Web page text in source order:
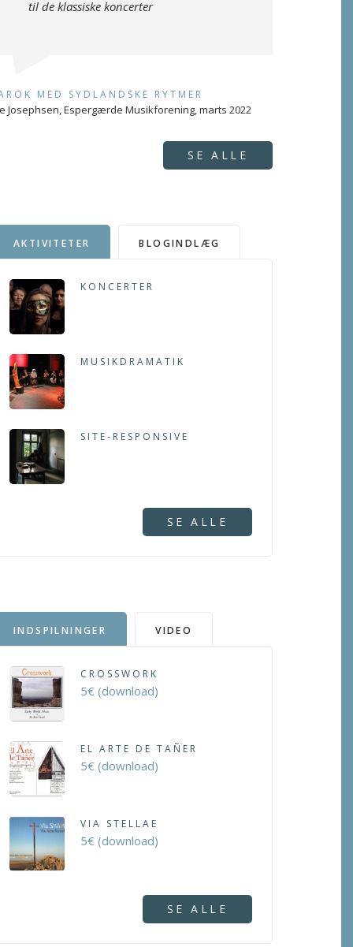
til de klassiske koncerter
MED SYDLANDSKE RYTMER
Josephsen, Espergærde Musikforening, marts 2022
SE ALLE
AKTIVITETER BLOGINDLÆG
KONCERTER
MUSIKDRAMATIK
SITE-RESPONSIVE
SE ALLE
INDSPILNINGER VIDEO
CROSSWORK
5€ (download)
EL ARTE DE TAÑER
5€ (download)
VIA STELLAE
5€ (download)
SE ALLE